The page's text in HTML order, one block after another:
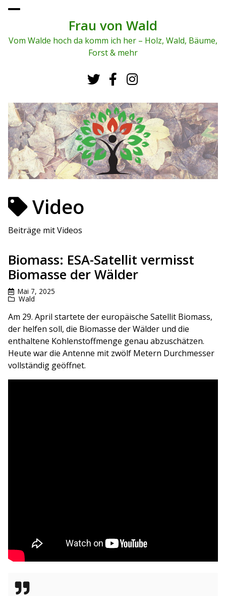
To
me
Frau von Wald
Vom Walde hoch da komm ich her – Holz, Wald, Bäume,
Forst & mehr
Video
Beiträge mit Videos
Biomass: ESA-Satellit vermisst
Biomasse der Wälder
Mai 7, 2025
Wald
Am 29. April startete der europäische Satellit Biomass,
der helfen soll, die Biomasse der Wälder und die
enthaltene Kohlenstoffmenge genau abzuschätzen.
Heute war die Antenne mit zwölf Metern Durchmesser
vollständig geöffnet.